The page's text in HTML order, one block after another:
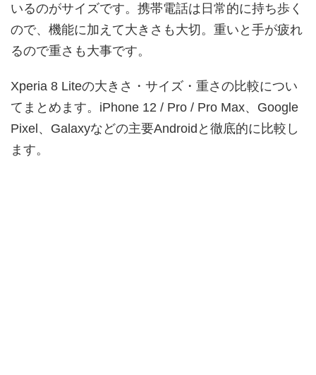
いるのがサイズです。携帯電話は日常的に持ち歩く
ので、機能に加えて大きさも大切。重いと手が疲れ
るので重さも大事です。
Xperia 8 Liteの大きさ・サイズ・重さの比較につい
てまとめます。iPhone 12 / Pro / Pro Max、Google
Pixel、Galaxyなどの主要Androidと徹底的に比較し
ます。